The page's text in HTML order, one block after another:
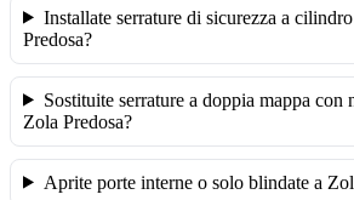
Installate serrature di sicurezza a
Predosa?
Sostituite serrature a doppia mappa con
Zola Predosa?
Aprite porte interne o solo blindate a